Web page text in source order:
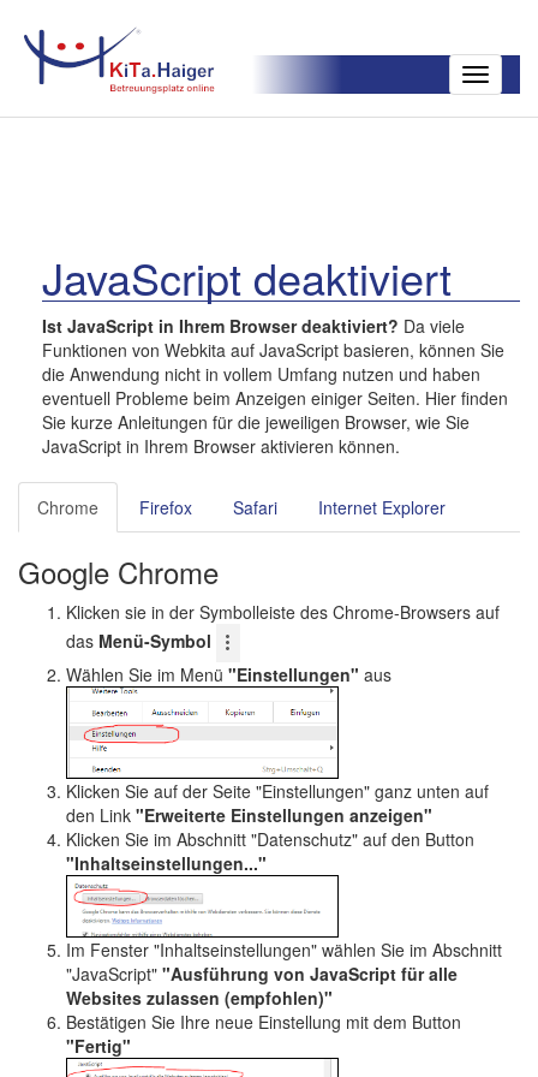
Toggle
JavaScript deaktiviert
Ist JavaScript in Ihrem Browser deaktiviert? Da viele
Funktionen von Webkita auf JavaScript basieren, können Sie
die Anwendung nicht in vollem Umfang nutzen und haben
eventuell Probleme beim Anzeigen einiger Seiten. Hier finden
Sie kurze Anleitungen für die jeweiligen Browser, wie Sie
JavaScript in Ihrem Browser aktivieren können.
Chrome Firefox Safari Internet Explorer
Google Chrome
Klicken sie in der Symbolleiste des Chrome-Browsers auf
das Menü-Symbol
Wählen Sie im Menü "Einstellungen" aus
Klicken Sie auf der Seite "Einstellungen" ganz unten auf
den Link "Erweiterte Einstellungen anzeigen"
Klicken Sie im Abschnitt "Datenschutz" auf den Button
"Inhaltseinstellungen..."
Im Fenster "Inhaltseinstellungen" wählen Sie im Abschnitt
"JavaScript" "Ausführung von JavaScript für alle
Websites zulassen (empfohlen)"
Bestätigen Sie Ihre neue Einstellung mit dem Button
"Fertig"